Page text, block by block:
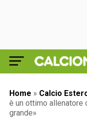
Home » Calcio
è un ottimo allenatore
grande»